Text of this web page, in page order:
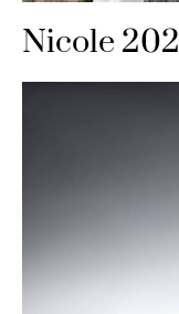
Nicole